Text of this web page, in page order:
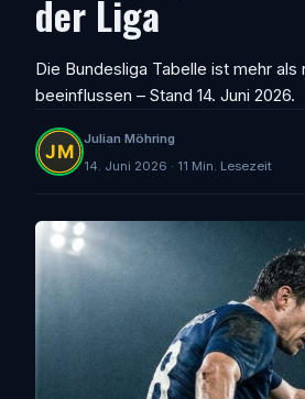
der Liga
Die Bundesliga Tabelle ist mehr
beeinflussen – Stand 14. Juni 2026.
Julian Möhring
14. Juni 2026 · 11 Min. Lesezeit